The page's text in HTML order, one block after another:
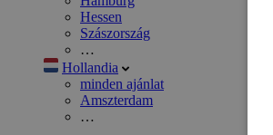
Hessen
Szászország
…
Hollandia
minden ajánlat
Amszterdam
…